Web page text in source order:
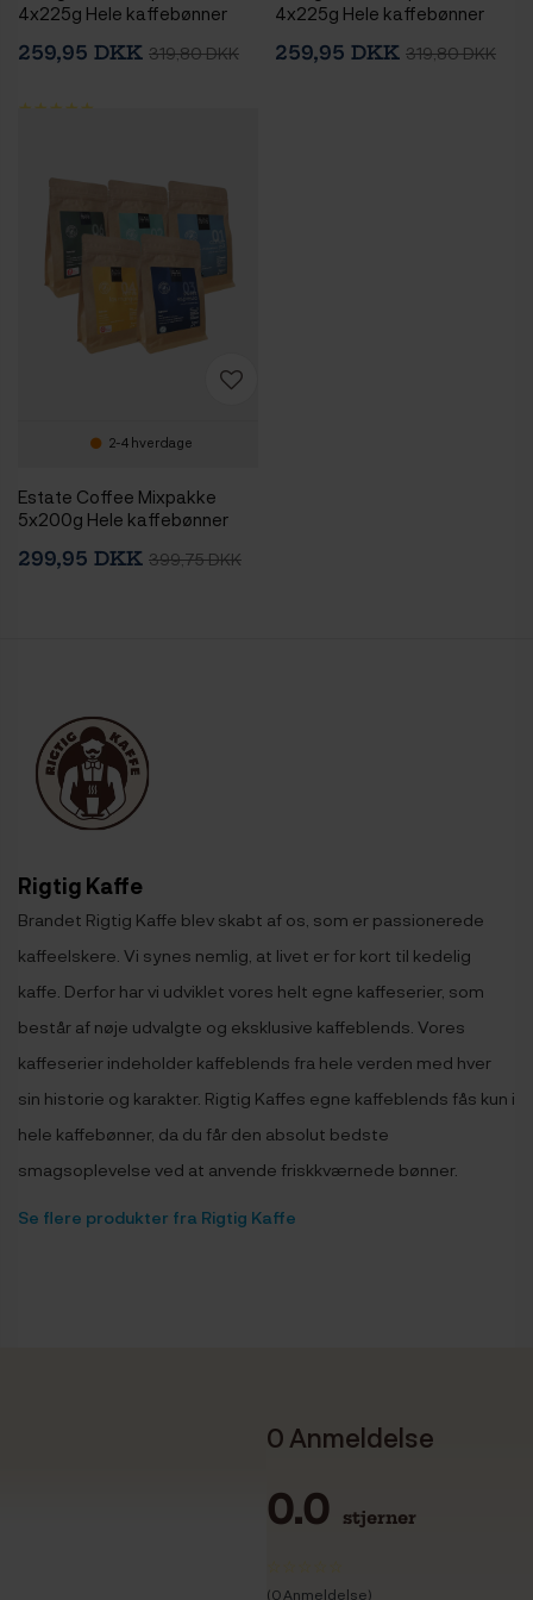
4x225g Hele kaffebønner
259,95 DKK 319,80 DKK
4x225g Hele kaffebønner
259,95 DKK 319,80 DKK
2-4 hverdage
Estate Coffee Mixpakke
5x200g Hele kaffebønner
299,95 DKK 399,75 DKK
Rigtig Kaffe
Brandet Rigtig Kaffe blev skabt af os, som er passionerede
kaffeelskere. Vi synes nemlig, at livet er for kort til kedelig
kaffe. Derfor har vi udviklet vores helt egne kaffeserier, som
består af nøje udvalgte og eksklusive kaffeblends. Vores
kaffeserier indeholder kaffeblends fra hele verden med hver
sin historie og karakter. Rigtig Kaffes egne kaffeblends fås kun i
hele kaffebønner, da du får den absolut bedste
smagsoplevelse ved at anvende friskkværnede bønner.
Se flere produkter fra Rigtig Kaffe
0 Anmeldelse
0.0 stjerner
(0 Anmeldelse)